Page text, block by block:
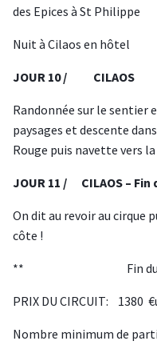
des Epices à St Philippe
Nuit à Cilaos en hôtel
JOUR 10 / CILAOS
Randonnée sur le sentier
paysages et
Rouge puis navette vers
JOUR 11 / CILAOS – Fin
On dit au revoir au cirque
côte !
** Fin du
PRIX DU CIRCUIT: 1380
Nombre minimum de